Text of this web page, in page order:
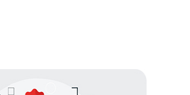
+智能调度（BGP策略+健康检